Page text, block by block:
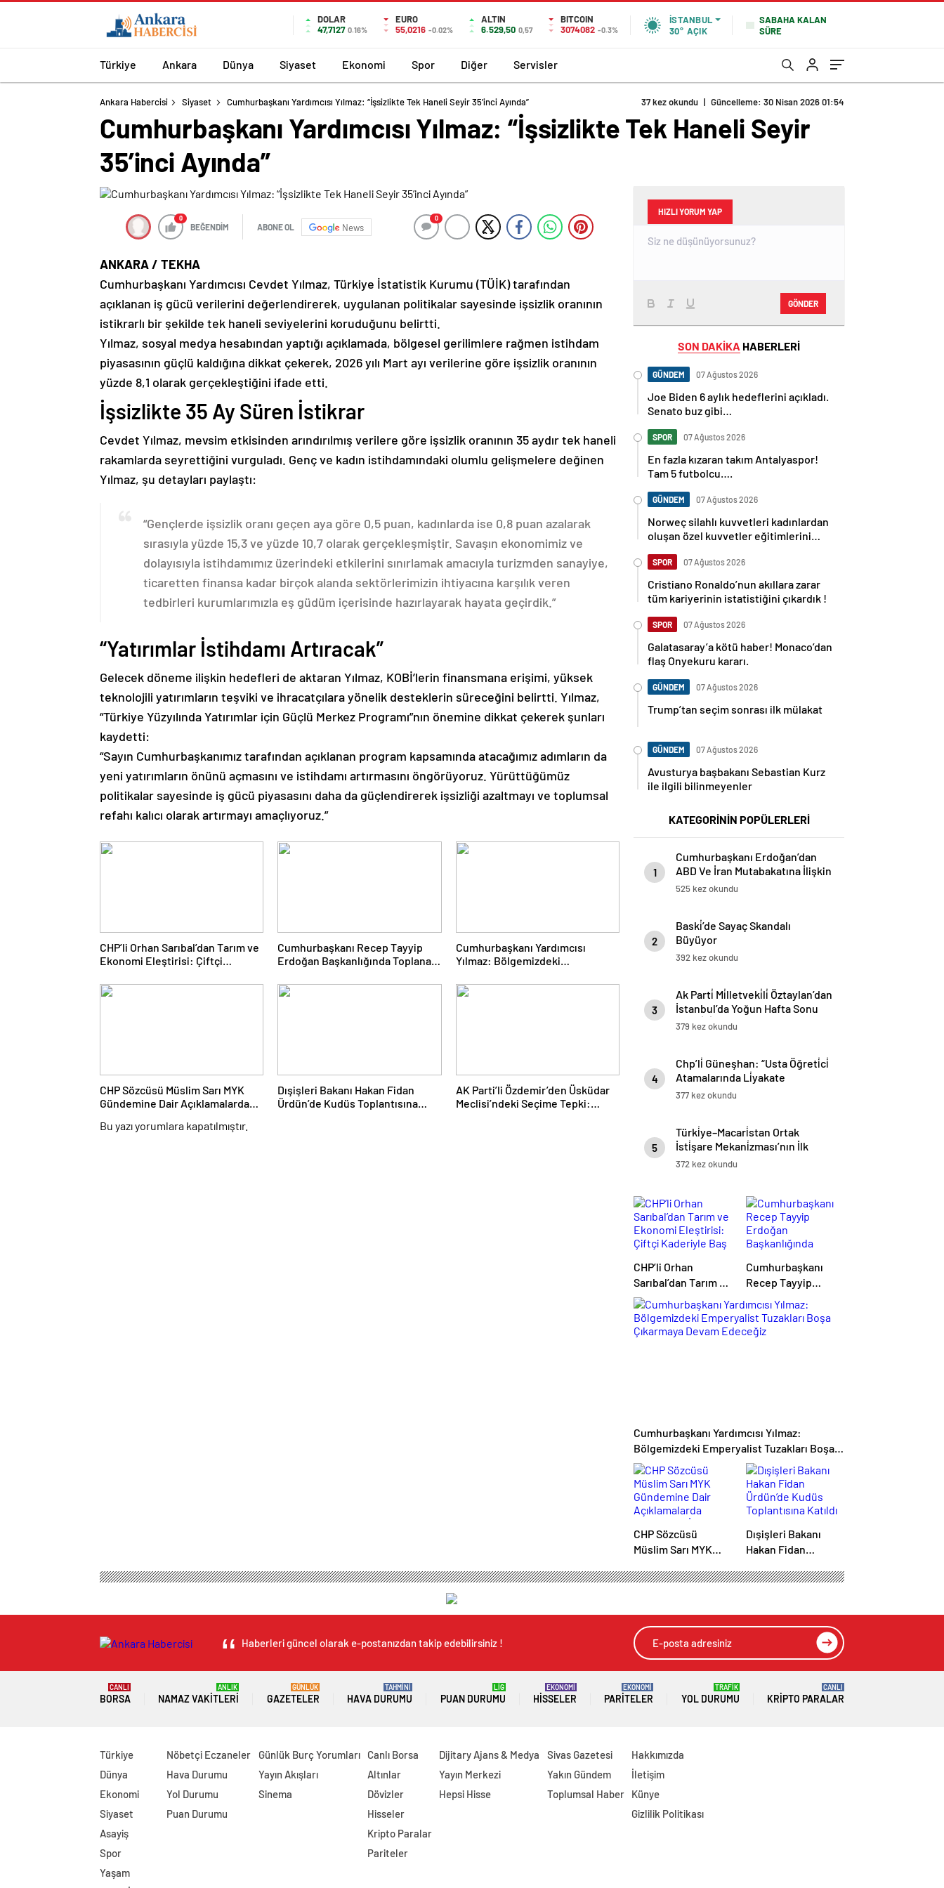
DOLAR
47,7127 0.16%
EURO
55,0216 -0.02%
ALTIN
6.529,50 0,57
BITCOIN
3074082 -0.3%
İSTANBUL
30° AÇIK
SABAHA KALAN
SÜRE
Türkiye Ankara Dünya Siyaset Ekonomi Spor Diğer Servisler
Ankara Habercisi Siyaset Cumhurbaşkanı Yardımcısı Yılmaz: “İşsizlikte Tek Haneli Seyir 35’inci Ayında” 37 kez okundu | Güncelleme: 30 Nisan 2026 01:54
Cumhurbaşkanı Yardımcısı Yılmaz: “İşsizlikte Tek Haneli Seyir
35’inci Ayında”
0
BEĞENDİM ABONE OL News
0
ANKARA / TEKHA
Cumhurbaşkanı Yardımcısı Cevdet Yılmaz, Türkiye İstatistik Kurumu (TÜİK) tarafından
açıklanan iş gücü verilerini değerlendirerek, uygulanan politikalar sayesinde işsizlik oranının
istikrarlı bir şekilde tek haneli seviyelerini koruduğunu belirtti.
Yılmaz, sosyal medya hesabından yaptığı açıklamada, bölgesel gerilimlere rağmen istihdam
piyasasının güçlü kaldığına dikkat çekerek, 2026 yılı Mart ayı verilerine göre işsizlik oranının
yüzde 8,1 olarak gerçekleştiğini ifade etti.
İşsizlikte 35 Ay Süren İstikrar
Cevdet Yılmaz, mevsim etkisinden arındırılmış verilere göre işsizlik oranının 35 aydır tek haneli
rakamlarda seyrettiğini vurguladı. Genç ve kadın istihdamındaki olumlu gelişmelere değinen
Yılmaz, şu detayları paylaştı:
“Gençlerde işsizlik oranı geçen aya göre 0,5 puan, kadınlarda ise 0,8 puan azalarak
sırasıyla yüzde 15,3 ve yüzde 10,7 olarak gerçekleşmiştir. Savaşın ekonomimiz ve
dolayısıyla istihdamımız üzerindeki etkilerini sınırlamak amacıyla turizmden sanayiye,
ticaretten finansa kadar birçok alanda sektörlerimizin ihtiyacına karşılık veren
tedbirleri kurumlarımızla eş güdüm içerisinde hazırlayarak hayata geçirdik.”
“Yatırımlar İstihdamı Artıracak”
Gelecek döneme ilişkin hedefleri de aktaran Yılmaz, KOBİ’lerin finansmana erişimi, yüksek
teknolojili yatırımların teşviki ve ihracatçılara yönelik desteklerin süreceğini belirtti. Yılmaz,
“Türkiye Yüzyılında Yatırımlar için Güçlü Merkez Programı”nın önemine dikkat çekerek şunları
kaydetti:
“Sayın Cumhurbaşkanımız tarafından açıklanan program kapsamında atacağımız adımların da
yeni yatırımların önünü açmasını ve istihdamı artırmasını öngörüyoruz. Yürüttüğümüz
politikalar sayesinde iş gücü piyasasını daha da güçlendirerek işsizliği azaltmayı ve toplumsal
refahı kalıcı olarak artırmayı amaçlıyoruz.”
CHP’li Orhan Sarıbal’dan Tarım ve
Ekonomi Eleştirisi: Çiftçi
Cumhurbaşkanı Recep Tayyip
Erdoğan Başkanlığında Toplanan
“Terörsüz Türkiye” Süreci Oldu
Cumhurbaşkanı Yardımcısı
Yılmaz: Bölgemizdeki
Çıkarmaya Devam Edeceğiz
CHP Sözcüsü Müslim Sarı MYK
Gündemine Dair Açıklamalarda
Yapıldı
Dışişleri Bakanı Hakan Fidan
Ürdün’de Kudüs Toplantısına
AK Parti’li Özdemir’den Üsküdar
Meclisi’ndeki Seçime Tepki:
Bu yazı yorumlara kapatılmıştır.
HIZLI YORUM YAP
GÖNDER
SON DAKİKA HABERLERİ
GÜNDEM 07 Ağustos 2026
Joe Biden 6 aylık hedeflerini açıkladı.
Senato buz gibi…
SPOR 07 Ağustos 2026
En fazla kızaran takım Antalyaspor!
Tam 5 futbolcu….
GÜNDEM 07 Ağustos 2026
Norweç silahlı kuvvetleri kadınlardan
oluşan özel kuvvetler eğitimlerini
SPOR 07 Ağustos 2026
Cristiano Ronaldo’nun akıllara zarar
tüm kariyerinin istatistiğini çıkardık !
SPOR 07 Ağustos 2026
Galatasaray’a kötü haber! Monaco’dan
flaş Onyekuru kararı.
GÜNDEM 07 Ağustos 2026
Trump’tan seçim sonrası ilk mülakat
GÜNDEM 07 Ağustos 2026
Avusturya başbakanı Sebastian Kurz
ile ilgili bilinmeyenler
KATEGORİNİN POPÜLERLERİ
1
Cumhurbaşkanı Erdoğan’dan
ABD Ve İran Mutabakatına İlişkin
Önemli Açıklamalar
525 kez okundu
2
Baski̇’de Sayaç Skandalı
Büyüyor
392 kez okundu
3
Ak Parti̇ Mi̇lletveki̇li̇ Öztaylan’dan
İstanbul’da Yoğun Hafta Sonu
Mesai̇si̇
379 kez okundu
4
Chp’li̇ Güneşhan: “Usta Öğreti̇ci̇
Atamalarında Li̇yakate
Uyulmuyor”
377 kez okundu
5
Türki̇ye–Macari̇stan Ortak
İsti̇şare Mekani̇zması’nın İlk
Toplantısı 8 Aralık’ta İstanbul’da
372 kez okundu
CHP’li Orhan
Sarıbal’dan Tarım ve
Ekonomi Eleştirisi:
Çiftçi Kaderiyle Baş
Başa Kaldı
Cumhurbaşkanı
Recep Tayyip
Erdoğan
Başkanlığında
Toplanan AK Parti
Cumhurbaşkanı Yardımcısı Yılmaz:
Bölgemizdeki Emperyalist Tuzakları Boşa
Çıkarmaya Devam Edeceğiz
CHP Sözcüsü
Müslim Sarı MYK
Açıklamalarda
Yapıldı
Dışişleri Bakanı
Hakan Fidan
Toplantısına Katıldı
Haberleri güncel olarak e-postanızdan takip edebilirsiniz !
BORSA
CANLI
NAMAZ VAKITLERI
ANLIK
GAZETELER
GÜNLÜK
HAVA DURUMU
TAHMİNİ
PUAN DURUMU
LİG
HISSELER
EKONOMİ
PARITELER
EKONOMİ
YOL DURUMU
TRAFİK
KRIPTO PARALAR
CANLI
Türkiye
Dünya
Ekonomi
Siyaset
Asayiş
Spor
Yaşam
Nöbetçi Eczaneler
Hava Durumu
Yol Durumu
Puan Durumu
Günlük Burç Yorumları
Yayın Akışları
Sinema
Canlı Borsa
Altınlar
Dövizler
Hisseler
Kripto Paralar
Pariteler
Dijitary Ajans & Medya
Yayın Merkezi
Hepsi Hisse
Sivas Gazetesi
Yakın Gündem
Toplumsal Haber
Hakkımızda
İletişim
Künye
Gizlilik Politikası